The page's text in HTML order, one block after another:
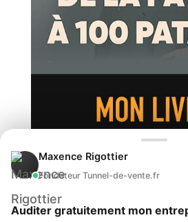
Maxence Rigottier
Fondateur Tunnel-de-vente.fr
Auditer gratuitement mon